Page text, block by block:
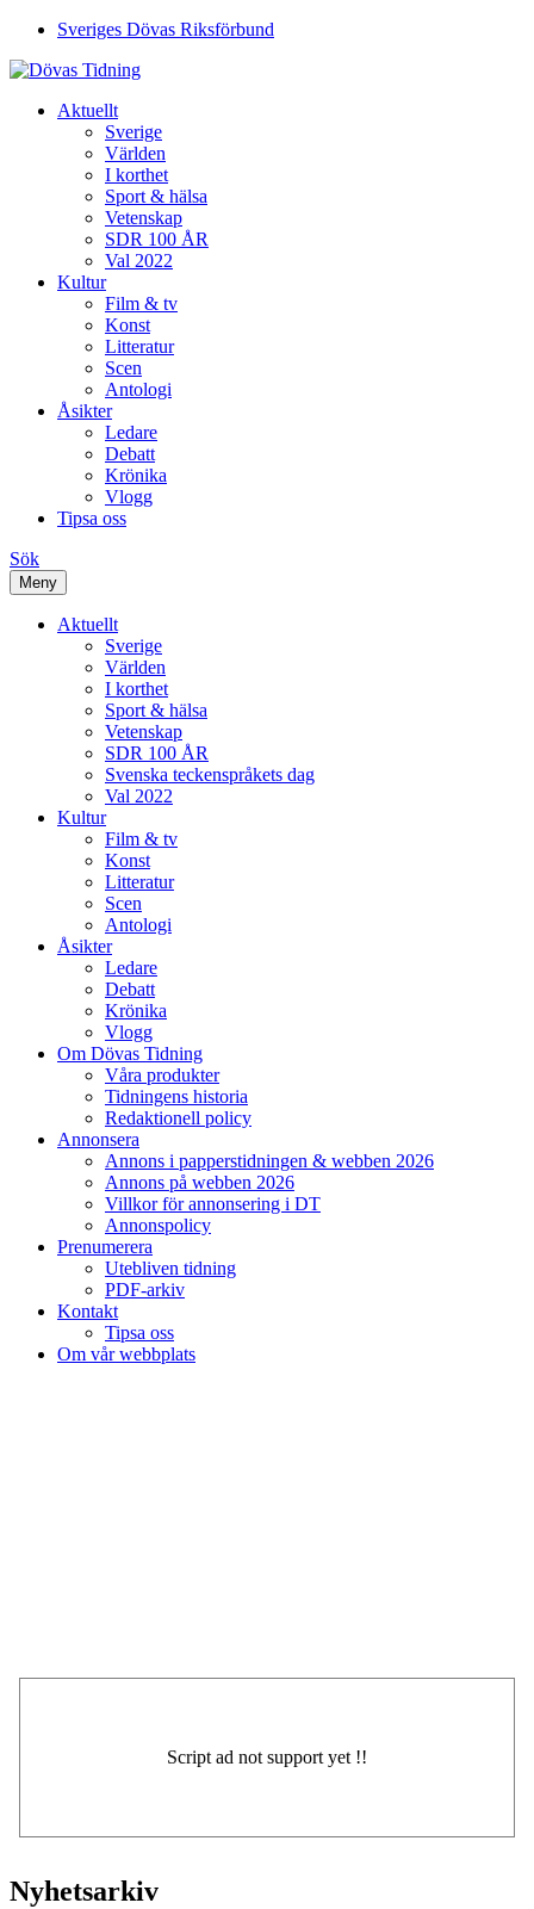
Sveriges Dövas Riksförbund
Aktuellt
Sverige
Världen
I korthet
Sport & hälsa
Vetenskap
SDR 100 ÅR
Val 2022
Kultur
Film & tv
Konst
Litteratur
Scen
Antologi
Åsikter
Ledare
Debatt
Krönika
Vlogg
Tipsa oss
Sök
Meny
Aktuellt
Sverige
Världen
I korthet
Sport & hälsa
Vetenskap
SDR 100 ÅR
Svenska teckenspråkets dag
Val 2022
Kultur
Film & tv
Konst
Litteratur
Scen
Antologi
Åsikter
Ledare
Debatt
Krönika
Vlogg
Om Dövas Tidning
Våra produkter
Tidningens historia
Redaktionell policy
Annonsera
Annons i papperstidningen & webben 2026
Annons på webben 2026
Villkor för annonsering i DT
Annonspolicy
Prenumerera
Utebliven tidning
PDF-arkiv
Kontakt
Tipsa oss
Om vår webbplats
Nyhetsarkiv